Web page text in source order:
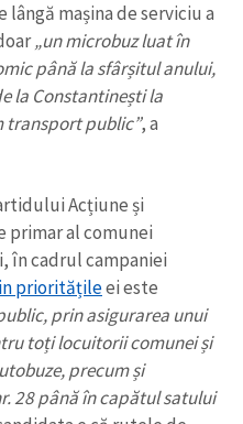
mașina de serviciu a
„un microbuz luat în
până la sfârșitul anului,
la Constantinești la
transport public”, a
Acțiune și
al comunei
în cadrul campaniei
prioritățileei este
prin asigurarea unui
toți locuitorii comunei și
precum și
28 până în capătul satului